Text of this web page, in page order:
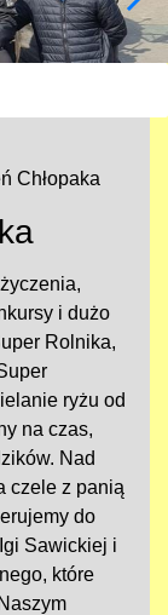
Chłopaka
i dużo
Rolnika,
ryżu od
na czas,
Nad
czele z panią
do
Sawickiej i
które